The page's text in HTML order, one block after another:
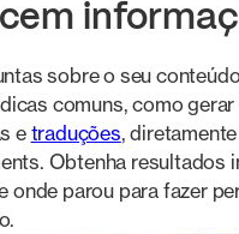
sobre o seu
comuns, como gerar
etraduções,
Obtenha resultados
onde parou para fazer